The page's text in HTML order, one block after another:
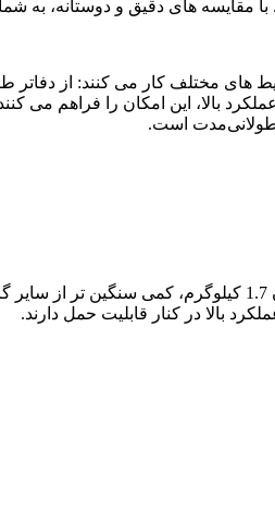
های دقیق و دوستانه، به شما
های مختلف کار می کنند: از
بالا، این امکان را فراهم می
طولانی‌مدت است.
یک ورک ‌استیشن قابل حمل است که با وزن 1.7
بالا در کنار قابلیت حمل دارند.